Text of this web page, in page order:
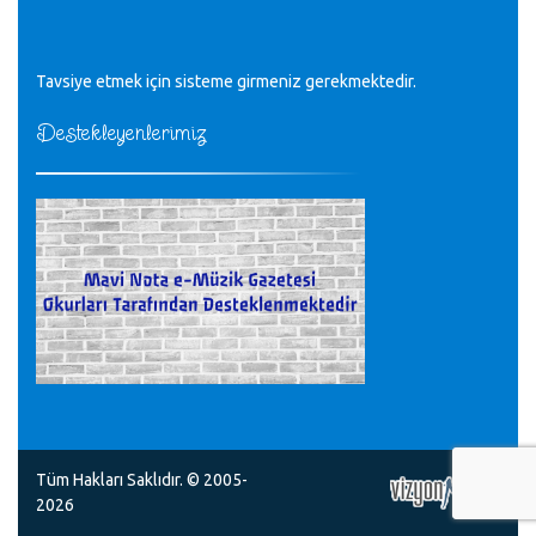
Tavsiye etmek için sisteme girmeniz gerekmektedir.
Destekleyenlerimiz
Tüm Hakları Saklıdır. © 2005-
2026